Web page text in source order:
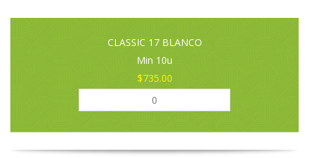
CLASSIC 17 BLANCO
Min 10u
$735.00